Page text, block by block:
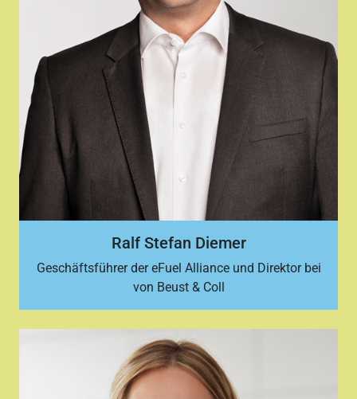
Ralf Stefan Diemer
Geschäftsführer der eFuel Alliance und Direktor bei
von Beust & Coll